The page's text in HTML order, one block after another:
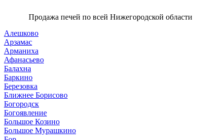
Продажа печей по всей Нижегородской области
Алешково
Арзамас
Арманиха
Афанасьево
Балахна
Баркино
Березовка
Ближнее Борисово
Богородск
Богоявление
Большое Козино
Большое Мурашкино